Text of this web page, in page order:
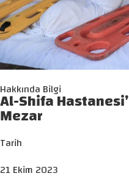
Hakkında Bilgi
Al-Shifa
Mezar
Tarih
21 Ekim 2023